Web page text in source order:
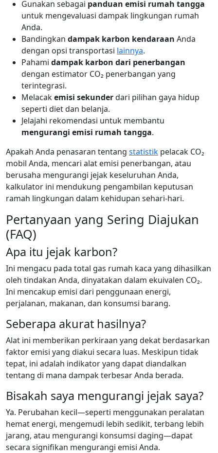
Gunakan sebagai panduan emisi rumah tangga
untuk mengevaluasi dampak lingkungan rumah
Anda.
Bandingkan dampak karbon kendaraan Anda
dengan opsi transportasi lainnya.
Pahami dampak karbon dari penerbangan
dengan estimator CO₂ penerbangan yang
terintegrasi.
Melacakemisi sekunderdari pilihan gaya hidup
seperti diet dan belanja.
Jelajahi rekomendasi untuk membantu
mengurangi emisi rumah tangga.
Apakah Anda penasaran tentang statistik pelacak CO₂
mobil Anda, mencari alat emisi penerbangan, atau
berusaha mengurangi jejak keseluruhan Anda,
kalkulator ini mendukung pengambilan keputusan
ramah lingkungan dalam kehidupan sehari-hari.
Pertanyaan yang Sering Diajukan
(FAQ)
Apa itu jejak karbon?
Ini mengacu pada total gas rumah kaca yang dihasilkan
oleh tindakan Anda, dinyatakan dalam ekuivalen CO₂.
Ini mencakup emisi dari penggunaan energi,
perjalanan, makanan, dan konsumsi barang.
Seberapa akurat hasilnya?
Alat ini memberikan perkiraan yang dekat berdasarkan
faktor emisi yang diakui secara luas. Meskipun tidak
tepat, ini adalah indikator yang dapat diandalkan
tentang di mana dampak terbesar Anda berada.
Bisakah saya mengurangi jejak saya?
Ya. Perubahan kecil—seperti menggunakan peralatan
hemat energi, mengemudi lebih sedikit, terbang lebih
jarang, atau mengurangi konsumsi daging—dapat
secara signifikan mengurangi emisi Anda.